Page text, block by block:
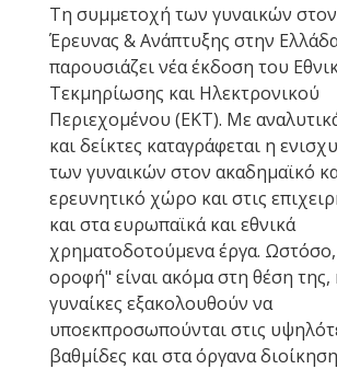
Τη συμμετοχή των γυναικών
Έρευνας & Ανάπτυξης στην
παρουσιάζει νέα έκδοση του
Τεκμηρίωσης και Ηλεκτρονικού
Περιεχομένου (ΕΚΤ). Με
και δείκτες καταγράφεται η
των γυναικών στον ακαδημαϊκό
ερευνητικό χώρο και στις
και στα ευρωπαϊκά και εθνικά
χρηματοδοτούμενα έργα.
οροφή" είναι ακόμα στη θέση της,
γυναίκες εξακολουθούν να
υποεκπροσωπούνται στις
βαθμίδες και στα όργανα